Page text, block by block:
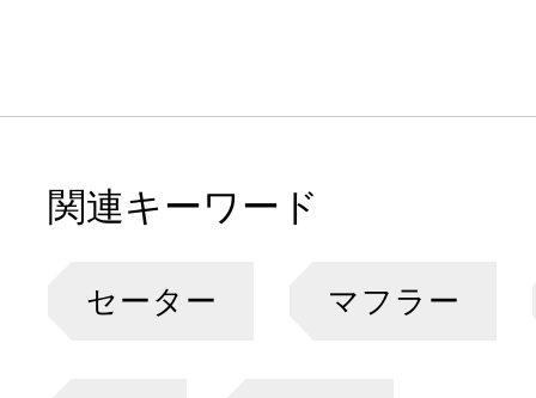
関連キーワード
セーター マフラー